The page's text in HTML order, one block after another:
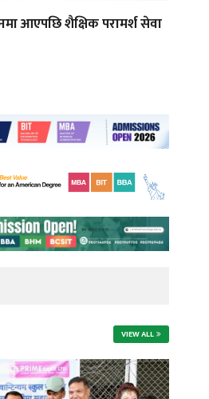
आएपछि शैक्षिक परामर्श सेवा
VIEW ALL